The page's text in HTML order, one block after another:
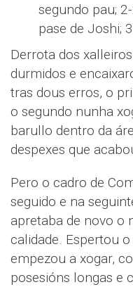
segundo pau;
pase de Joshi;
Derrota dos
durmidos e
tras dous erros, o
o segundo nunha
barullo dentro da
despexes que
Pero o cadro de
seguido e na
apretaba de novo o
calidade. Espertou
empezou a xogar,
posesións longas e